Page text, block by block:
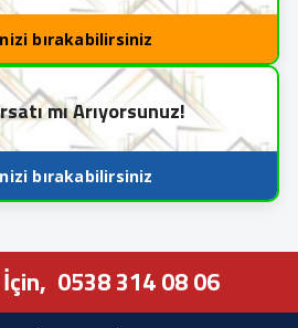
bırakabilirsiniz
mı Arıyorsunuz!
bırakabilirsiniz
0538 314 08 06